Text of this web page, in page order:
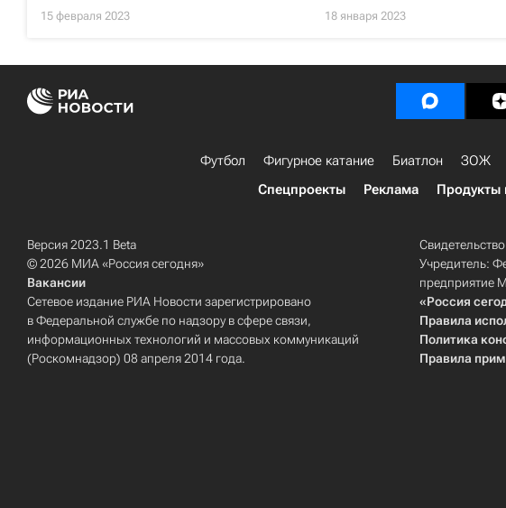
15 февраля 2023 18 января 2023
Футбол Фигурное катание Биатлон ЗОЖ
Спецпроекты
Реклама Продукты
Версия 2023.1 Beta
© 2026 МИА «Россия сегодня»
Вакансии
Сетевое издание РИА Новости зарегистрировано
в Федеральной службе по надзору в сфере связи,
информационных технологий и массовых коммуникаций
(Роскомнадзор) 08 апреля 2014 года.
Учредитель:
предприятие
«Россия
Правила
Политика
Правила